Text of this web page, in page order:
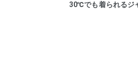
30℃でも着られるジ